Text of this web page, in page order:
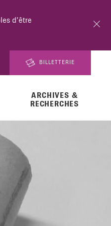
BILLETTERIE
ARCHIVES &
RECHERCHES